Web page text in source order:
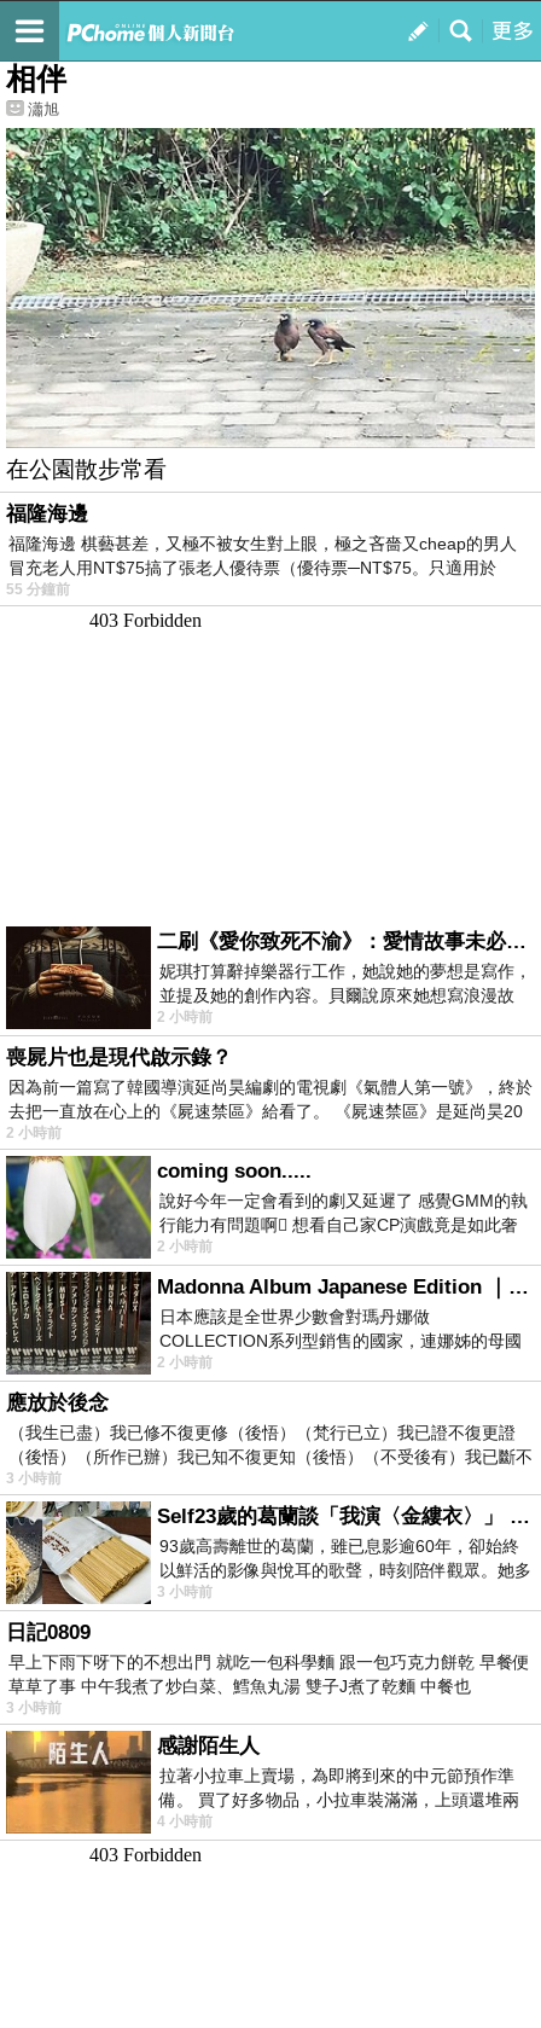
我的
最新文章
相伴
瀟旭
在公園散步常看
福隆海邊
福隆海邊 棋藝甚差，又極不被女生對上眼，極之吝嗇又cheap的男人
冒充老人用NT$75搞了張老人優待票（優待票─NT$75。只適用於
55 分鐘前
二刷《愛你致死不渝》：愛情故事未必是浪漫故事
妮琪打算辭掉樂器行工作，她說她的夢想是寫作，
並提及她的創作內容。貝爾說原來她想寫浪漫故
事，妮琪回應：「不是浪漫故事，是愛情
2 小時前
喪屍片也是現代啟示錄？
因為前一篇寫了韓國導演延尚昊編劇的電視劇《氣體人第一號》，終於
去把一直放在心上的《屍速禁區》給看了。 《屍速禁區》是延尚昊20
2 小時前
coming soon.....
說好今年一定會看到的劇又延遲了 感覺GMM的執
行能力有問題啊🫩 想看自己家CP演戲竟是如此奢
侈的事 GMM你說看看啊😑 先把劇放
2 小時前
Madonna Album Japanese Edition ｜瑪丹娜專輯們2026年日本版重發系列
日本應該是全世界少數會對瑪丹娜做
COLLECTION系列型銷售的國家，連娜姊的母國
美國都沒對她這樣過，這全拜在他們到現在唱片
2 小時前
應放於後念
（我生已盡）我已修不復更修（後悟）（梵行已立）我已證不復更證
（後悟）（所作已辦）我已知不復更知（後悟）（不受後有）我已斷不
復
3 小時前
Self23歲的葛蘭談「我演〈金縷衣〉」 #戀上老電影 #粟子 #葛蘭
93歲高壽離世的葛蘭，雖已息影逾60年，卻始終
以鮮活的影像與悅耳的歌聲，時刻陪伴觀眾。她多
才多藝、陽光開朗的形象，不僅保留在電影
3 小時前
日記0809
早上下雨下呀下的不想出門 就吃一包科學麵 跟一包巧克力餅乾 早餐便
草草了事 中午我煮了炒白菜、鱈魚丸湯 雙子J煮了乾麵 中餐也
3 小時前
感謝陌生人
拉著小拉車上賣場，為即將到來的中元節預作準
備。 買了好多物品，小拉車裝滿滿，上頭還堆兩
紙箱。 雖辛苦了點，這點程度我一個人搬
4 小時前